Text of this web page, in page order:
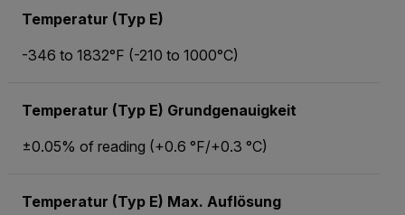
Temperatur (Typ E)
-346 to 1832°F (-210 to 1000°C)
Temperatur (Typ E) Grundgenauigkeit
±0.05% of reading (+0.6 °F/+0.3 °C)
Temperatur (Typ E) Max. Auflösung